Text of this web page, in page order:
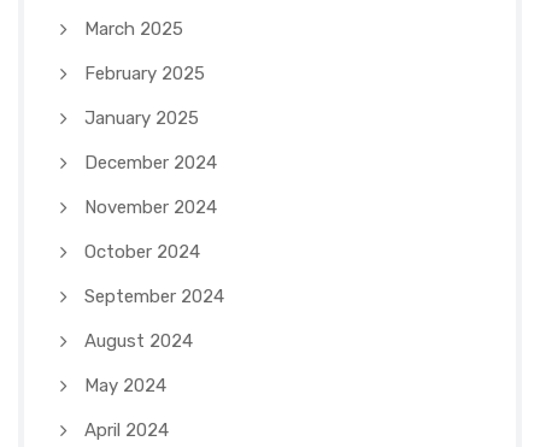
March 2025
February 2025
January 2025
December 2024
November 2024
October 2024
September 2024
August 2024
May 2024
April 2024